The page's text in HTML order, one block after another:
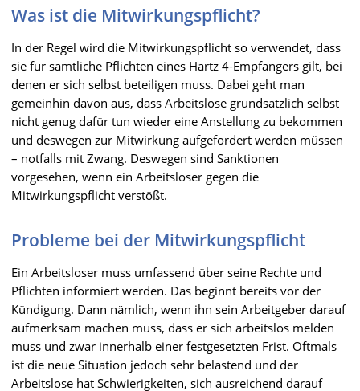
Was ist die Mitwirkungspflicht?
In der Regel wird die Mitwirkungspflicht so verwendet, dass
sie für sämtliche Pflichten eines Hartz 4-Empfängers gilt, bei
denen er sich selbst beteiligen muss. Dabei geht man
gemeinhin davon aus, dass Arbeitslose grundsätzlich selbst
nicht genug dafür tun wieder eine Anstellung zu bekommen
und deswegen zur Mitwirkung aufgefordert werden müssen
– notfalls mit Zwang. Deswegen sind Sanktionen
vorgesehen, wenn ein Arbeitsloser gegen die
Mitwirkungspflicht verstößt.
Probleme bei der Mitwirkungspflicht
Ein Arbeitsloser muss umfassend über seine Rechte und
Pflichten informiert werden. Das beginnt bereits vor der
Kündigung. Dann nämlich, wenn ihn sein Arbeitgeber darauf
aufmerksam machen muss, dass er sich arbeitslos melden
muss und zwar innerhalb einer festgesetzten Frist. Oftmals
ist die neue Situation jedoch sehr belastend und der
Arbeitslose hat Schwierigkeiten, sich ausreichend darauf